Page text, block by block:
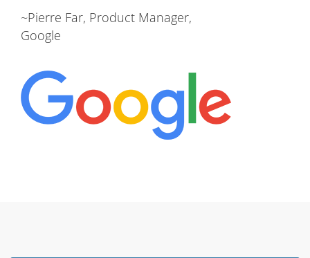
~Pierre Far, Product Manager,
Google